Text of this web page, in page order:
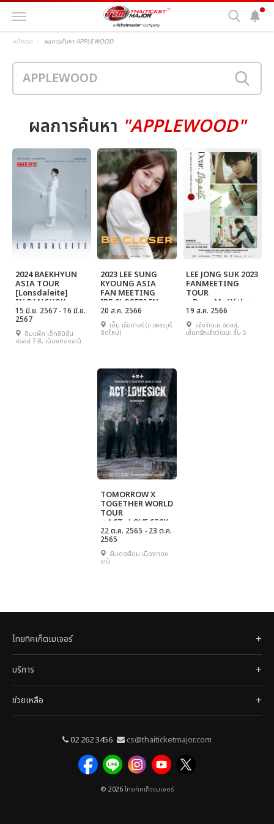
หน้าแรก ผลการค้นหา APPLEWOOD
ผลการค้นหา "APPLEWOOD"
2024 BAEKHYUN
ASIA TOUR
[Lonsdaleite]
IN BANGKOK
15 มิ.ย. 2567 - 16 มิ.ย.
2567
อิมแพ็ค เอ็กซิบิชั่น
ฮอลล์ 7-8, เมืองทองธานี
2023 LEE SUNG
KYOUNG ASIA
FAN MEETING
[BE CLOSER] IN
BANGKOK
20 ส.ค. 2566
เอ็ม เธียเตอร์ (ถ.เพชรบุรี
ตัดใหม่)
LEE JONG SUK 2023
FANMEETING
TOUR
< Dear. My With >
in BANGKOK
19 ส.ค. 2566
แจ้งวัฒนะ ฮอลล์,
เซ็นทรัลแจ้งวัฒนะ ชั้น 5
TOMORROW X
TOGETHER WORLD
TOUR
< ACT : LOVE SICK
> IN BANGKOK
22 ต.ค. 2565 - 23 ต.ค.
2565
ธันเดอร์โดม เมืองทอง
ธานี
ไทยทิคเก็ตเมเจอร์
บริการ
ช่วยเหลือ
02 262 3456 cs@thaiticketmajor.com
© 2026ไทยทิคเก็ตเมเจอร์